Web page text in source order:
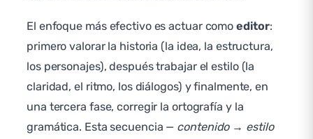
El enfoque más efectivo es actuar comoeditor:
primero valorar la historia (la idea, la estructura,
los personajes), después trabajar el estilo (la
claridad, el ritmo, los diálogos) y finalmente, en
una tercera fase, corregir la ortografía y la
gramática. Esta secuencia — contenido → estilo